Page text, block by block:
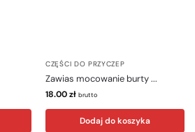
CZĘŚCI DO PRZYCZEP
Zawias mocowanie burty ...
18.00zł brutto
Dodaj do koszyka